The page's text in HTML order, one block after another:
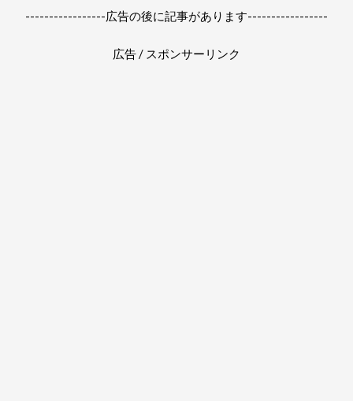
-----------------広告の後に記事があります-----------------
広告 / スポンサーリンク